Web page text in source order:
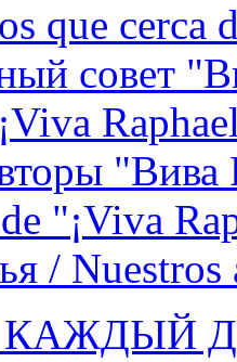
que cerca
совет
"Вива
"¡Viva
/ Nuestros